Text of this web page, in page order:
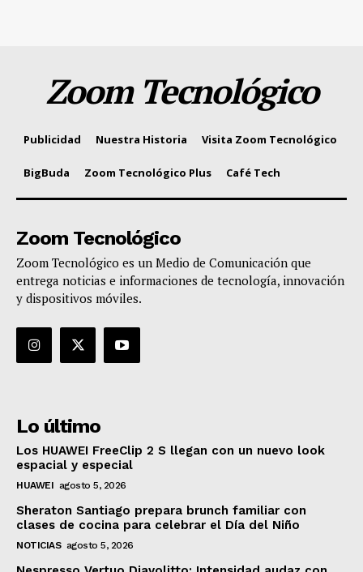
Zoom Tecnológico
Publicidad Nuestra Historia Visita Zoom Tecnológico
BigBuda Zoom Tecnológico Plus Café Tech
Zoom Tecnológico
Zoom Tecnológico es un Medio de Comunicación que
entrega noticias e informaciones de tecnología, innovación
y dispositivos móviles.
Lo último
Los HUAWEI FreeClip 2 S llegan con un nuevo look
espacial y especial
HUAWEI agosto 5, 2026
Sheraton Santiago prepara brunch familiar con
clases de cocina para celebrar el Día del Niño
NOTICIAS agosto 5, 2026